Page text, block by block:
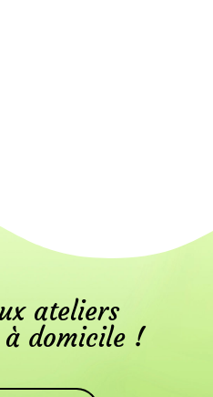
ateliers
domicile !